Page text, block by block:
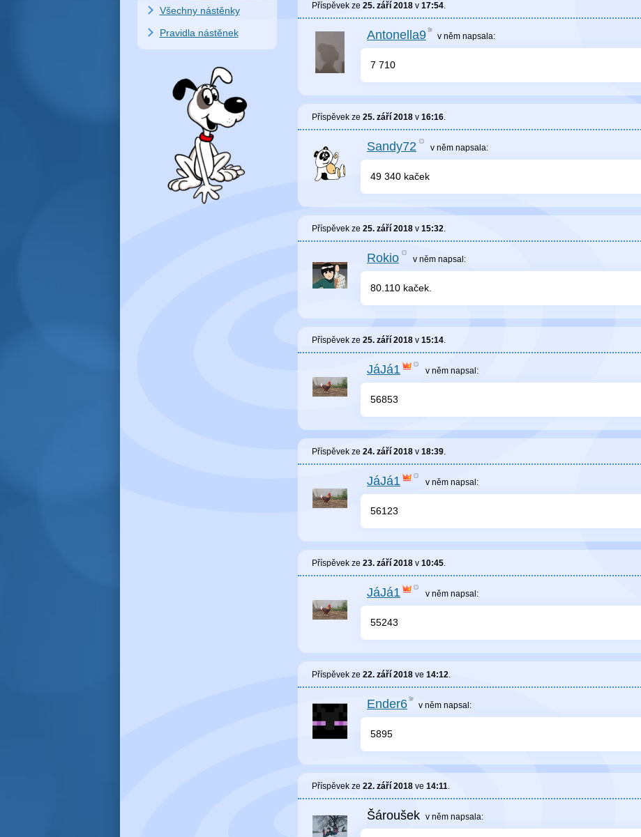
Příspěvek ze 25. září 2018 v 17:54.
Antonella9 v něm napsala:
7 710
Příspěvek ze 25. září 2018 v 16:16.
Sandy72 v němnapsala:
49 340 kaček
Příspěvek ze 25. září 2018 v 15:32.
Rokio v němnapsal:
80.110 kaček.
Příspěvek ze 25. září 2018 v 15:14.
JáJá1 v něm napsal:
56853
Příspěvek ze 24. září 2018 v 18:39.
JáJá1 v něm napsal:
56123
Příspěvek ze 23. září 2018 v 10:45.
JáJá1 v něm napsal:
55243
Příspěvek ze 22. září 2018 ve 14:12.
Ender6 v něm napsal:
5895
Příspěvek ze 22. září 2018 ve 14:11.
Šároušek v něm napsala:
Všechny nástěnky
Pravidla nástěnek